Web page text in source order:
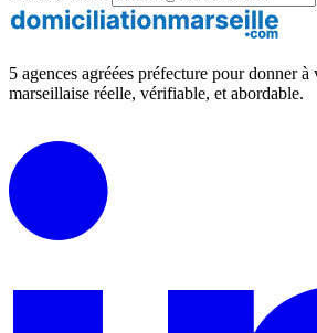
5 agences agréées préfecture pour donner à
marseillaise réelle, vérifiable, et abordable.